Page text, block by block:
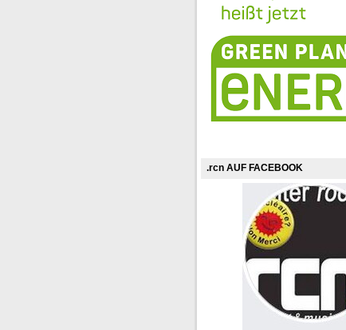
.rcn AUF FACEBOOK